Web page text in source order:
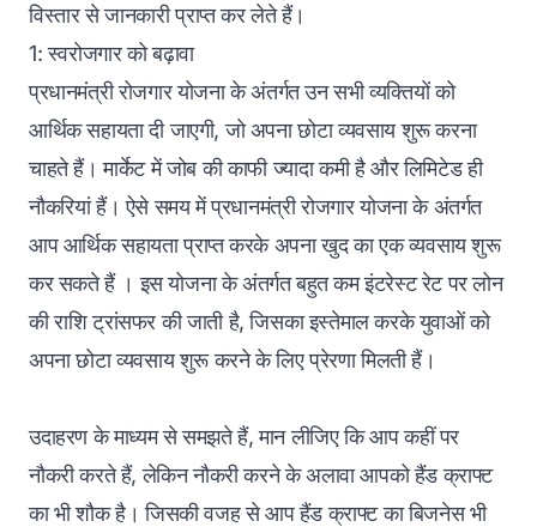
विस्तार से जानकारी प्राप्त कर लेते हैं।
1: स्वरोजगार को बढ़ावा
प्रधानमंत्री रोजगार योजना के अंतर्गत उन सभी व्यक्तियों को
आर्थिक सहायता दी जाएगी, जो अपना छोटा व्यवसाय शुरू करना
चाहते हैं। मार्केट में जोब की काफी ज्यादा कमी है और लिमिटेड ही
नौकरियां हैं। ऐसे समय में प्रधानमंत्री रोजगार योजना के अंतर्गत
आप आर्थिक सहायता प्राप्त करके अपना खुद का एक व्यवसाय शुरू
कर सकते हैं । इस योजना के अंतर्गत बहुत कम इंटरेस्ट रेट पर लोन
की राशि ट्रांसफर की जाती है, जिसका इस्तेमाल करके युवाओं को
अपना छोटा व्यवसाय शुरू करने के लिए प्रेरणा मिलती हैं।
उदाहरण के माध्यम से समझते हैं, मान लीजिए कि आप कहीं पर
नौकरी करते हैं, लेकिन नौकरी करने के अलावा आपको हैंड क्राफ्ट
का भी शौक है। जिसकी वजह से आप हैंड क्राफ्ट का बिजनेस भी